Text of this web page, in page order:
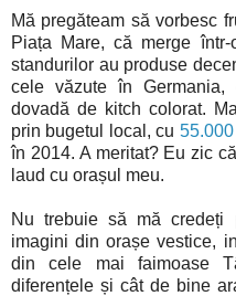
Mă pregăteam să vorbesc
Piața Mare, că merge
standurilor au produse
cele văzute în
dovadă de kitch colorat.
prin bugetul local, cu
în 2014. A meritat? Eu zic
laud cu orașul meu.
Nu trebuie să mă
imagini din orașe vestice,
din cele mai faimoase
diferențele și cât de bine